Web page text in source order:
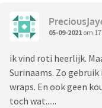
05-09-2021 om
ik vind roti heerlijk.
Surinaams. Zo
wraps. En ook geen
toch wat......